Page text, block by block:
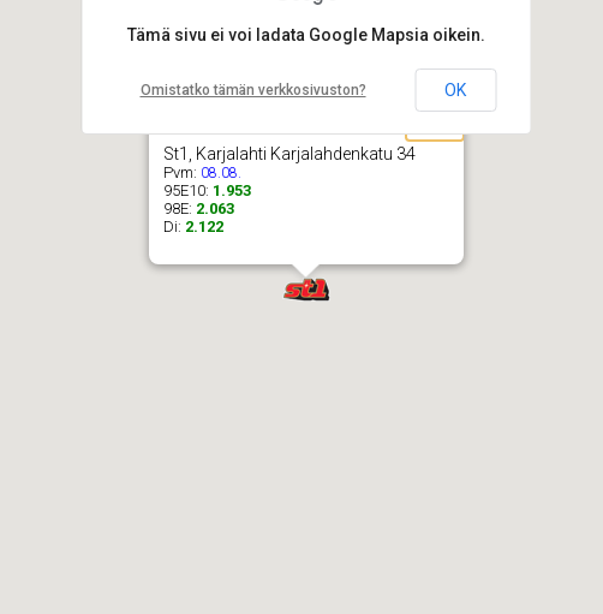
St1, Karjalahti Karjalahdenkatu 34
Pvm: 08.08.
95E10: 1.953
98E: 2.063
Di: 2.122
Tämä sivu ei voi ladata Google Mapsia oikein.
Omistatko tämän verkkosivuston? OK